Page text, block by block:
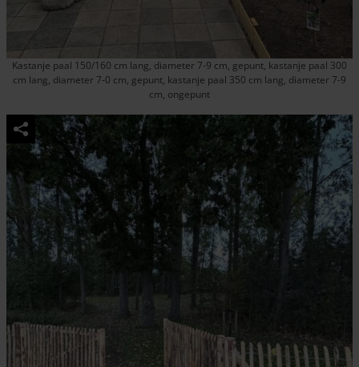
Kastanje paal 150/160 cm lang, diameter 7-9 cm, gepunt, kastanje paal 300
cm lang, diameter 7-0 cm, gepunt, kastanje paal 350 cm lang, diameter 7-9
cm, ongepunt